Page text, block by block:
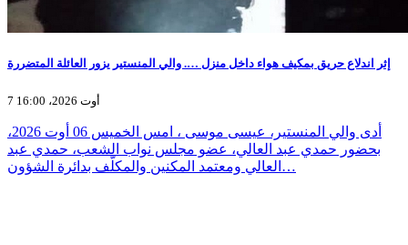
إثر اندلاع حريق بمكيف هواء داخل منزل …. والي المنستير يزور العائلة المتضررة
7 أوت 2026، 16:00
أدى والي المنستير، عيسى موسى ، امس الخميس 06 أوت 2026،
بحضور حمدي عبد العالي، عضو مجلس نواب الشعب، حمدي عبد
العالي ومعتمد المكنين والمكلّف بدائرة الشؤون…